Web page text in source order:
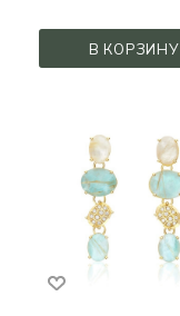
В КОРЗИНУ